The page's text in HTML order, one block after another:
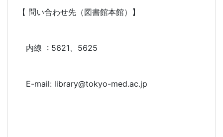
【 問い合わせ先（図書館本館）】
内線 : 5621、5625
E-mail: library@tokyo-med.ac.jp